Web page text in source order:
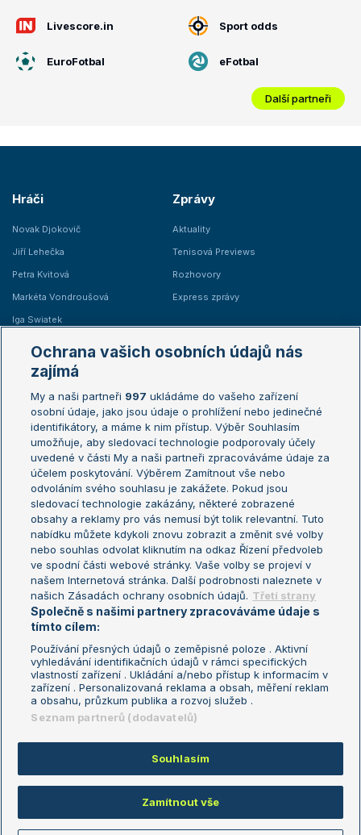
Livescore.in Sport odds
EuroFotbal eFotbal
Další partneři
Hráči
Novak Djokovič
Jiří Lehečka
Petra Kvitová
Markéta Vondroušová
Iga Swiatek
Zprávy
Aktuality
Tenisová Previews
Rozhovory
Express zprávy
Žebříčky
Žebříček ATP (muži)
Žebříček WTA (ženy)
Sázkařský žebříček
Australian Open
French Open
Wimbledon
US Open
Turnaj mistrů
Turnaj mistryň
Aktualní trendy
Fotbalové přestupy
Livesport Daily
LS Prague Open
Podmínky užití
Nastavení soukromí
GDPR a žurnalistika
Reklama
Kontakt
Informace o zpracování osobních
údajů
Copyright © 2008-2026 TenisPortal.cz. Využíváme zpravodajství ČTK.
Ochrana vašich osobních údajů nás
zajímá
My a naši partneři 997 ukládáme do vašeho zařízení
osobní údaje, jako jsou údaje o prohlížení nebo jedinečné
identifikátory, a máme k nim přístup. Výběr Souhlasím
umožňuje, aby sledovací technologie podporovaly účely
uvedené v části My a naši partneři zpracováváme údaje za
účelem poskytování. Výběrem Zamítnout vše nebo
odvoláním svého souhlasu je zakážete. Pokud jsou
sledovací technologie zakázány, některé zobrazené
obsahy a reklamy pro vás nemusí být tolik relevantní. Tuto
nabídku můžete kdykoli znovu zobrazit a změnit své volby
nebo souhlas odvolat kliknutím na odkaz Řízení předvoleb
ve spodní části webové stránky. Vaše volby se projeví v
našem Internetová stránka. Další podrobnosti naleznete v
našich Zásadách ochrany osobních údajů. Třetí strany
Společně s našimi partnery zpracováváme údaje s
tímto cílem:
Používání přesných údajů o zeměpisné poloze . Aktivní
vyhledávání identifikačních údajů v rámci specifických
vlastností zařízení . Ukládání a/nebo přístup k informacím v
zařízení . Personalizovaná reklama a obsah, měření reklam
a obsahu, průzkum publika a rozvoj služeb .
Seznam partnerů (dodavatelů)
Souhlasím
Zamítnout vše